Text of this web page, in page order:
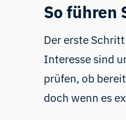
So führen
Der erste
Interesse sind
prüfen, ob
doch wenn es